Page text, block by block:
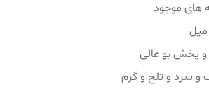
های موجود
و پخش بو عالی
و سرد و تلخ و گرم